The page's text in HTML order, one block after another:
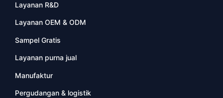
Layanan R&D
Layanan OEM & ODM
Sampel Gratis
Layanan purna jual
Manufaktur
Pergudangan & logistik